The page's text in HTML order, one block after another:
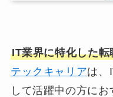
IT業界に特化した
テックキャリアは、
して活躍中の方に